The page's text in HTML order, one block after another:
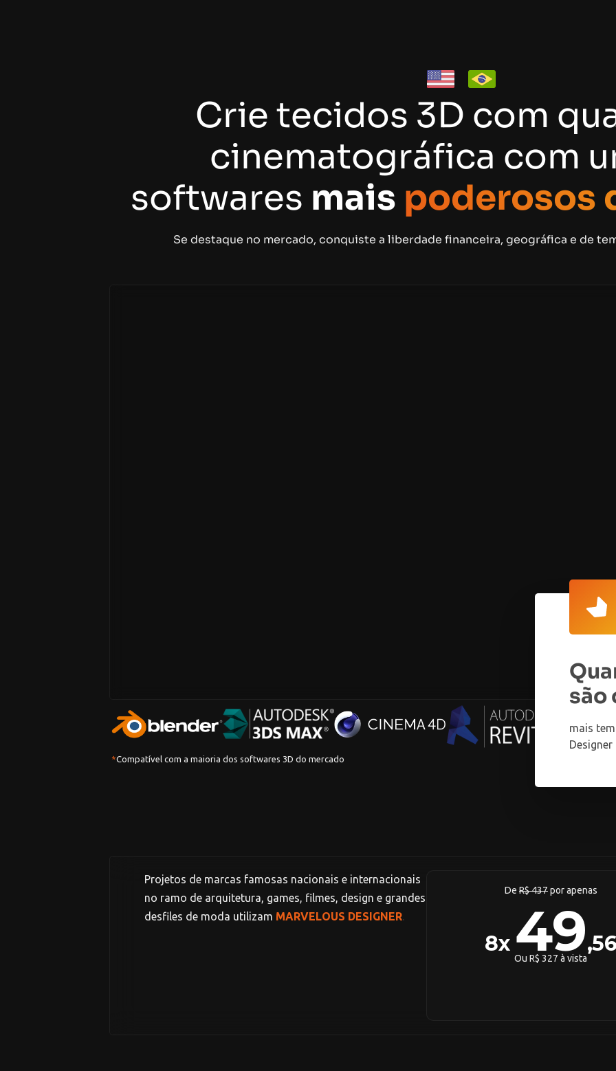
Crie tecidos 3D com
cinematográfica com
softwares mais poderosos
Se destaque no mercado, conquiste a liberdade financeira, geográfica e de
*Compatível com a maioria dos softwares 3D do mercado
são
mais
Projetos de marcas famosas nacionais e internacionais
no ramo de arquitetura, games, filmes, design e grandes
desfiles de moda utilizam MARVELOUS DESIGNER.
De R$ 437por apenas
8x 49
Ou R$ 327 à vista